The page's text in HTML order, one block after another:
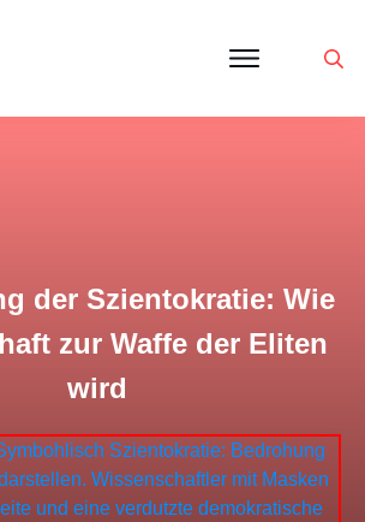
Corona
der Szientokratie: Wie
zur Waffe der Eliten
wird